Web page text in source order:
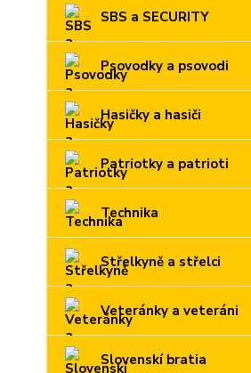
SBS a SECURITY
Psovodky a psovodi
Hasičky a hasiči
Patriotky a patrioti
Technika
Střelkyně a střelci
Veteránky a veteráni
Slovenskí bratia